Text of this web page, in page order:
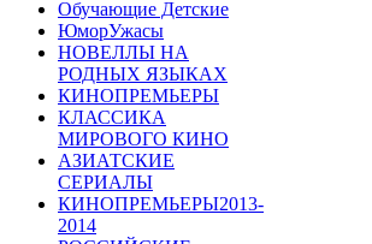
Обучающие Детские
ЮморУжасы
НОВЕЛЛЫ НА
РОДНЫХ ЯЗЫКАХ
КИНОПРЕМЬЕРЫ
КЛАССИКА
МИРОВОГО КИНО
АЗИАТСКИЕ
СЕРИАЛЫ
КИНОПРЕМЬЕРЫ2013-
2014